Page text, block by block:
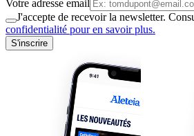
Votre adresse email
J'accepte de recevoir la newsletter.
confidentialité pour en savoir plus.
S'inscrire